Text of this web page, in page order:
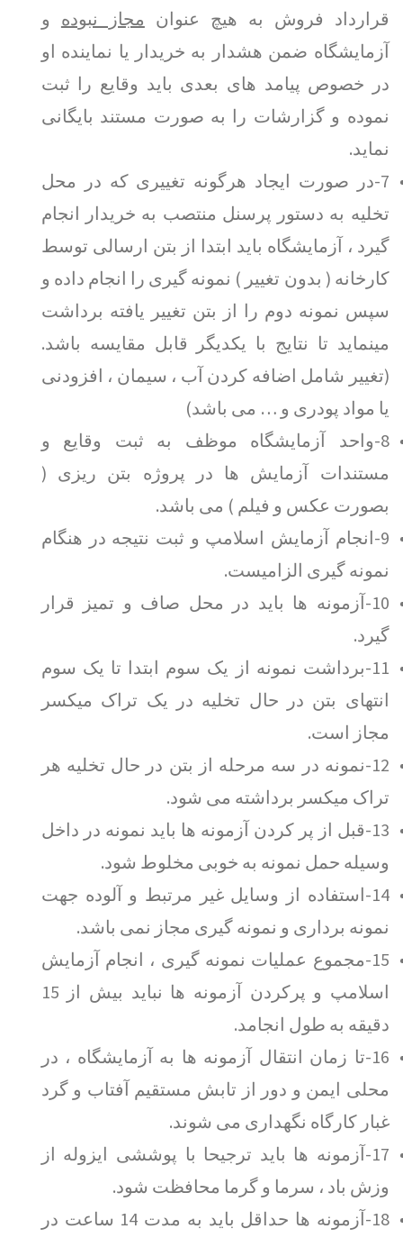
قرارداد فروش به هیچ عنوان مجاز نبوده و
آزمایشگاه ضمن هشدار به خریدار یا نماینده او
در خصوص پیامد های بعدی باید وقایع را ثبت
نموده و گزارشات را به صورت مستند بایگانی
نماید.
7-در صورت ایجاد هرگونه تغییری که در محل
تخلیه به دستور پرسنل منتصب به خریدار انجام
گیرد ، آزمایشگاه باید ابتدا از بتن ارسالی توسط
کارخانه ( بدون تغییر ) نمونه گیری را انجام داده و
سپس نمونه دوم را از بتن تغییر یافته برداشت
مینماید تا نتایج با یکدیگر قابل مقایسه باشد.
(تغییر شامل اضافه کردن آب ، سیمان ، افزودنی
یا مواد پودری و … می باشد)
8-واحد آزمایشگاه موظف به ثبت وقایع و
مستندات آزمایش ها در پروژه بتن ریزی (
بصورت عکس و فیلم ) می باشد.
9-انجام آزمایش اسلامپ و ثبت نتیجه در هنگام
نمونه گیری الزامیست.
10-آزمونه ها باید در محل صاف و تمیز قرار
گیرد.
11-برداشت نمونه از یک سوم ابتدا تا یک سوم
انتهای بتن در حال تخلیه در یک تراک میکسر
مجاز است.
12-نمونه در سه مرحله از بتن در حال تخلیه هر
تراک میکسر برداشته می شود.
13-قبل از پر کردن آزمونه ها باید نمونه در داخل
وسیله حمل نمونه به خوبی مخلوط شود.
14-استفاده از وسایل غیر مرتبط و آلوده جهت
نمونه برداری و نمونه گیری مجاز نمی باشد.
15-مجموع عملیات نمونه گیری ، انجام آزمایش
اسلامپ و پرکردن آزمونه ها نباید بیش از 15
دقیقه به طول انجامد.
16-تا زمان انتقال آزمونه ها به آزمایشگاه ، در
محلی ایمن و دور از تابش مستقیم آفتاب و گرد
غبار کارگاه نگهداری می شوند.
17-آزمونه ها باید ترجیحا با پوششی ایزوله از
وزش باد ، سرما و گرما محافظت شود.
18-آزمونه ها حداقل باید به مدت 14 ساعت در